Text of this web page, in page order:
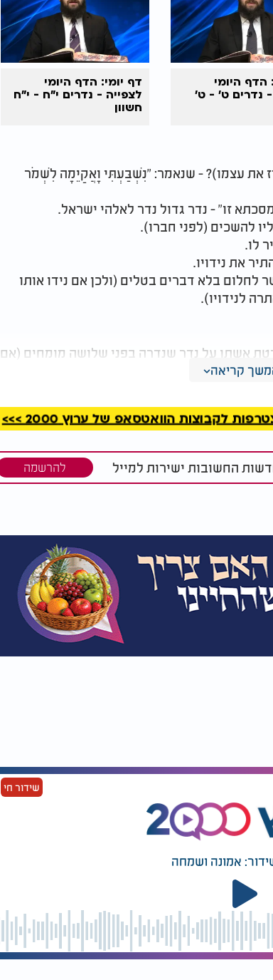
הדף היומי
- נדרים ט' - ט'
דף יומי: הדף היומי
לצפייה - נדרים י"ח - י"ח
חשוון
את עצמו)? - שנאמר: "נִשְׁבַּעְתִּי וָאֲקַיֵּמָה לִשְׁמֹר
זו" - נדר גדול נדר לאלהי ישראל.
להשכים (לפני חברו).
לו.
את נידויו.
בלא דברים בטלים (ולכן אם נידו אותו
לנידויו).
אשתו על נדר שנדרה בפני שלושה מומחים (אם
מומחה יכול להתיר את הנידוי לבדו.
הקב''ה מוציא חמה מנרתיקה צדיקים מתרפאין
קריאה
לקבוצות הוואטסאפ של ערוץ 2000 >>>
החשובות ישירות למייל להרשמה
שידור חי
אמונה ושמחה